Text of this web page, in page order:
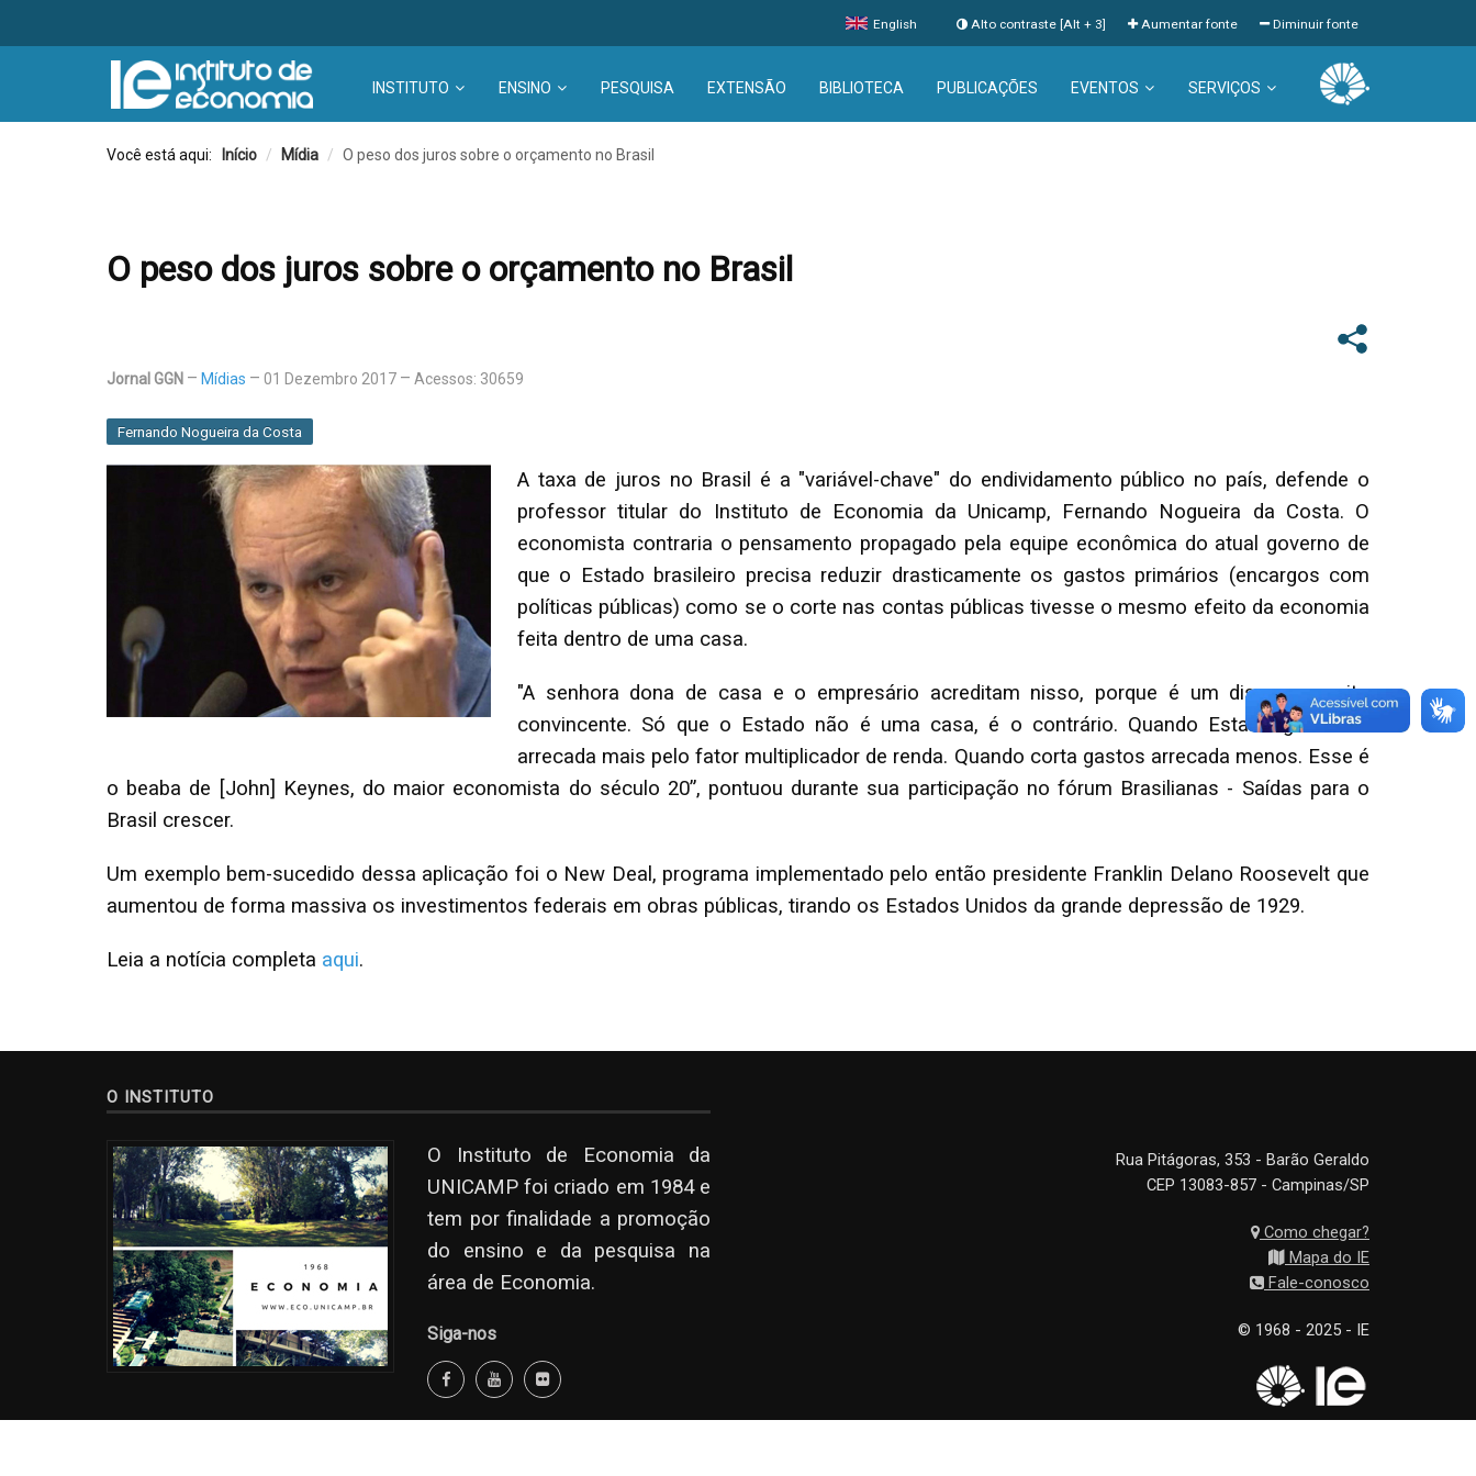
English Diminuir fonte
Aumentar fonte
Alto contraste [Alt + 3]
INSTITUTO ENSINO PESQUISA EXTENSÃO BIBLIOTECA PUBLICAÇÕES EVENTOS SERVIÇOS
Você está aqui: Início / Mídia / O peso dos juros sobre o orçamento no Brasil
O peso dos juros sobre o orçamento no Brasil
Jornal GGN Mídias 01 Dezembro 2017 Acessos: 30659
Fernando Nogueira da Costa
A taxa de juros no Brasil é a "variável-chave" do endividamento público no país, defende o
professor titular do Instituto de Economia da Unicamp, Fernando Nogueira da Costa. O
economista contraria o pensamento propagado pela equipe econômica do atual governo de
que o Estado brasileiro precisa reduzir drasticamente os gastos primários (encargos com
políticas públicas) como se o corte nas contas públicas tivesse o mesmo efeito da economia
feita dentro de uma casa.
"A senhora dona de casa e o empresário acreditam nisso, porque é um discurso muito
convincente. Só que o Estado não é uma casa, é o contrário. Quando Estado gasta ele
arrecada mais pelo fator multiplicador de renda. Quando corta gastos arrecada menos. Esse é
o beaba de [John] Keynes, do maior economista do século 20”, pontuou durante sua participação no fórum Brasilianas - Saídas para o
Brasil crescer.
Um exemplo bem-sucedido dessa aplicação foi o New Deal, programa implementado pelo então presidente Franklin Delano Roosevelt que
aumentou de forma massiva os investimentos federais em obras públicas, tirando os Estados Unidos da grande depressão de 1929.
Leia a notícia completa aqui.
O INSTITUTO
O Instituto de Economia da
UNICAMP foi criado em 1984 e
tem por finalidade a promoção
do ensino e da pesquisa na
área de Economia.
Siga-nos
Rua Pitágoras, 353 - Barão Geraldo
CEP 13083-857 - Campinas/SP
Como chegar?
Mapa do IE
Fale-conosco
© 1968 - 2025 - IE